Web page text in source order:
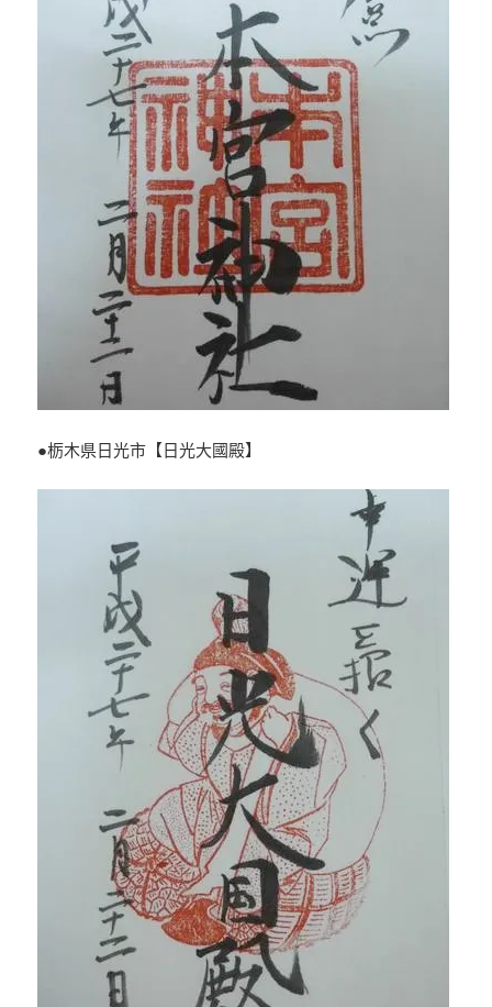
●栃木県日光市【日光大國殿】